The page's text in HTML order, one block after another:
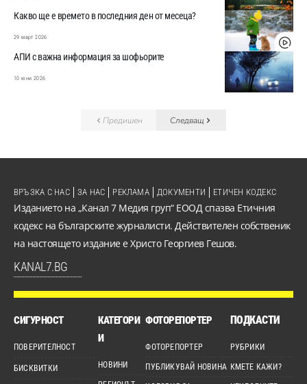
Какво ще е времето в последния ден от месеца?
29 март 2026
АПИ с важна информация за шофьорите
10 юни 2026
Предишен Следващ
Изданието на „Канал 7 Медия груп“ ЕООД спазва Етичния
кодекс на българските журналисти. Действителен собственик
на настоящето издание е Христо Георгиев Гешов.
KANAL7.BG
ВРЪЗКА С НАС ЗА НАС РЕКЛАМА ДОКУМЕНТИ ЕТИЧЕН КОДЕКС
СИГУРНОСТ
ПОВЕРИТЕЛНОСТ
БИСКВИТКИ
КАТЕГОРИ
И
НОВИНИ
ФОТОРЕПОРТЕР
ФОТОРЕПОРТЕР
ПУБЛИКУВАЙ НОВИНА
ПОДКАСТИ
РУБРИКИ
КМЕТЕ КАЖИ?